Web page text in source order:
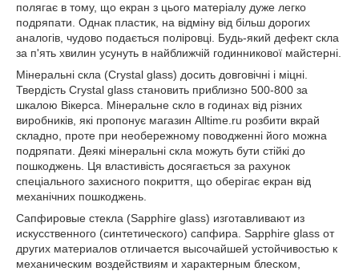
полягає в тому, що екран з цього матеріалу дуже легко
подряпати. Однак пластик, на відміну від більш дорогих
аналогів, чудово подається поліровці. Будь-який дефект скла
за п'ять хвилин усунуть в найближчій годинникової майстерні.
Мінеральні скла (Crystal glass) досить довговічні і міцні.
Твердість Crystal glass становить приблизно 500-800 за
шкалою Вікерса. Мінеральне скло в годинах від різних
виробників, які пропонує магазин Alltime.ru розбити вкрай
складно, проте при необережному поводженні його можна
подряпати. Деякі мінеральні скла можуть бути стійкі до
пошкоджень. Ця властивість досягається за рахунок
спеціального захисного покриття, що оберігає екран від
механічних пошкоджень.
Сапфировые стекла (Sapphire glass) изготавливают из
искусственного (синтетического) сапфира. Sapphire glass от
других материалов отличается высочайшей устойчивостью к
механическим воздействиям и характерным блеском,